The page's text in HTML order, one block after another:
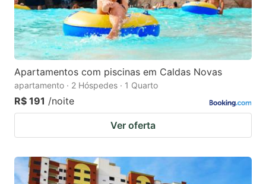
Apartamentos com piscinas em Caldas Novas
apartamento · 2 Hóspedes · 1 Quarto
R$ 191 /noite
Ver oferta